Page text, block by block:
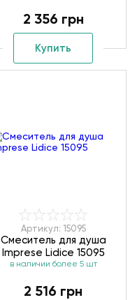
2 356 грн
Купить
Артикул: 15095
Смеситель для душа
Imprese Lidice 15095
в наличии более 5 шт
2 516 грн